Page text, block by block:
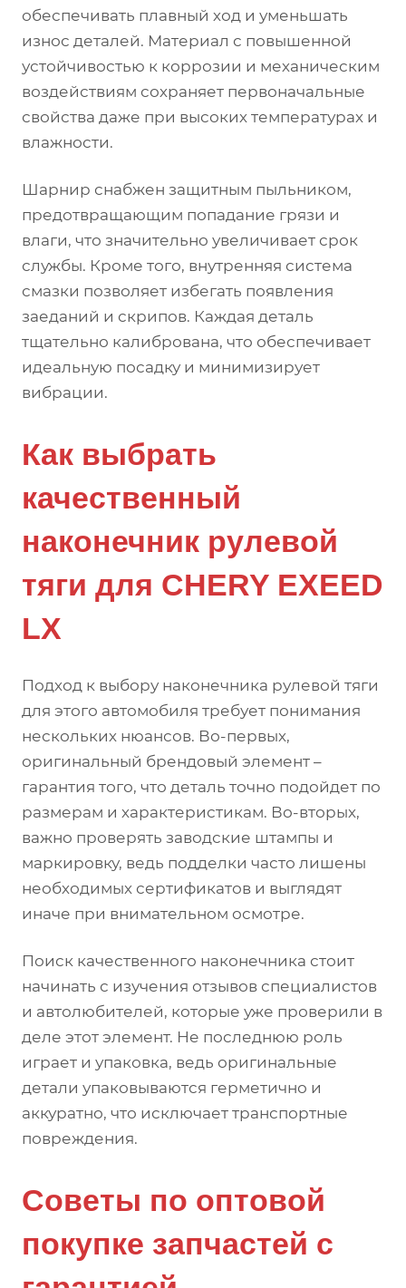
обеспечивать плавный ход и уменьшать
износ деталей. Материал с повышенной
устойчивостью к коррозии и механическим
воздействиям сохраняет первоначальные
свойства даже при высоких температурах и
влажности.
Шарнир снабжен защитным пыльником,
предотвращающим попадание грязи и
влаги, что значительно увеличивает срок
службы. Кроме того, внутренняя система
смазки позволяет избегать появления
заеданий и скрипов. Каждая деталь
тщательно калибрована, что обеспечивает
идеальную посадку и минимизирует
вибрации.
Как выбрать
качественный
наконечник рулевой
тяги для CHERY EXEED
LX
Подход к выбору наконечника рулевой тяги
для этого автомобиля требует понимания
нескольких нюансов. Во-первых,
оригинальный брендовый элемент –
гарантия того, что деталь точно подойдет по
размерам и характеристикам. Во-вторых,
важно проверять заводские штампы и
маркировку, ведь подделки часто лишены
необходимых сертификатов и выглядят
иначе при внимательном осмотре.
Поиск качественного наконечника стоит
начинать с изучения отзывов специалистов
и автолюбителей, которые уже проверили в
деле этот элемент. Не последнюю роль
играет и упаковка, ведь оригинальные
детали упаковываются герметично и
аккуратно, что исключает транспортные
повреждения.
Советы по оптовой
покупке запчастей с